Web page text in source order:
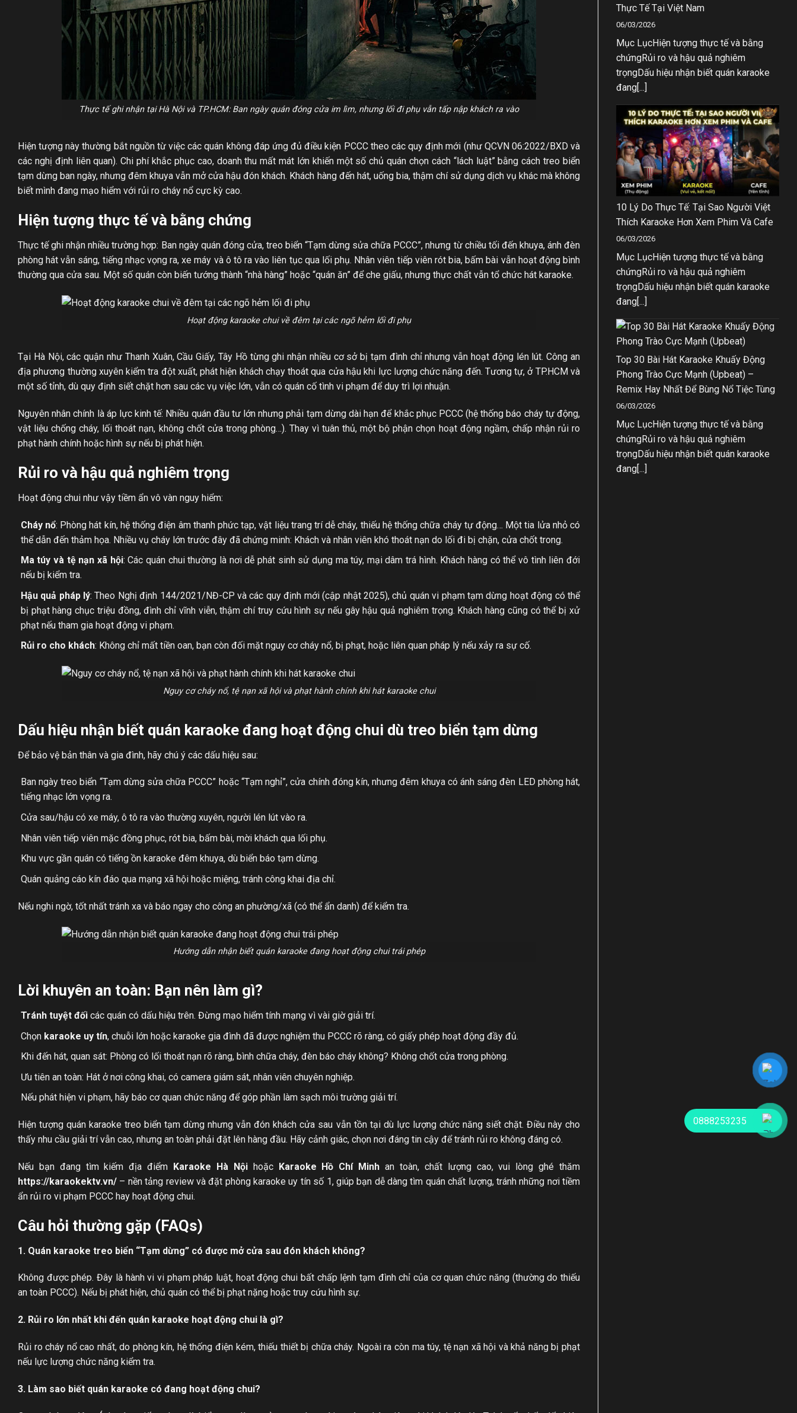
Thực tế ghi nhận tại Hà Nội và TP.HCM: Ban ngày quán đóng cửa im lìm, nhưng lối đi phụ vẫn tấp nập khách ra vào
Hiện tượng này thường bắt nguồn từ việc các quán không đáp ứng đủ điều kiện PCCC theo các quy định mới (như QCVN 06:2022/BXD và
các nghị định liên quan). Chi phí khắc phục cao, doanh thu mất mát lớn khiến một số chủ quán chọn cách “lách luật” bằng cách treo biển
tạm dừng ban ngày, nhưng đêm khuya vẫn mở cửa hậu đón khách. Khách hàng đến hát, uống bia, thậm chí sử dụng dịch vụ khác mà không
biết mình đang mạo hiểm với rủi ro cháy nổ cực kỳ cao.
Hiện tượng thực tế và bằng chứng
Thực tế ghi nhận nhiều trường hợp: Ban ngày quán đóng cửa, treo biển “Tạm dừng sửa chữa PCCC”, nhưng từ chiều tối đến khuya, ánh đèn
phòng hát vẫn sáng, tiếng nhạc vọng ra, xe máy và ô tô ra vào liên tục qua lối phụ. Nhân viên tiếp viên rót bia, bấm bài vẫn hoạt động bình
thường qua cửa sau. Một số quán còn biến tướng thành “nhà hàng” hoặc “quán ăn” để che giấu, nhưng thực chất vẫn tổ chức hát karaoke.
Hoạt động karaoke chui về đêm tại các ngõ hẻm lối đi phụ
Tại Hà Nội, các quận như Thanh Xuân, Cầu Giấy, Tây Hồ từng ghi nhận nhiều cơ sở bị tạm đình chỉ nhưng vẫn hoạt động lén lút. Công an
địa phương thường xuyên kiểm tra đột xuất, phát hiện khách chạy thoát qua cửa hậu khi lực lượng chức năng đến. Tương tự, ở TP.HCM và
một số tỉnh, dù quy định siết chặt hơn sau các vụ việc lớn, vẫn có quán cố tình vi phạm để duy trì lợi nhuận.
Nguyên nhân chính là áp lực kinh tế: Nhiều quán đầu tư lớn nhưng phải tạm dừng dài hạn để khắc phục PCCC (hệ thống báo cháy tự động,
vật liệu chống cháy, lối thoát nạn, không chốt cửa trong phòng…). Thay vì tuân thủ, một bộ phận chọn hoạt động ngầm, chấp nhận rủi ro
phạt hành chính hoặc hình sự nếu bị phát hiện.
Rủi ro và hậu quả nghiêm trọng
Hoạt động chui như vậy tiềm ẩn vô vàn nguy hiểm:
Cháy nổ: Phòng hát kín, hệ thống điện âm thanh phức tạp, vật liệu trang trí dễ cháy, thiếu hệ thống chữa cháy tự động… Một tia lửa nhỏ có
thể dẫn đến thảm họa. Nhiều vụ cháy lớn trước đây đã chứng minh: Khách và nhân viên khó thoát nạn do lối đi bị chặn, cửa chốt trong.
Ma túy và tệ nạn xã hội: Các quán chui thường là nơi dễ phát sinh sử dụng ma túy, mại dâm trá hình. Khách hàng có thể vô tình liên đới
nếu bị kiểm tra.
Hậu quả pháp lý: Theo Nghị định 144/2021/NĐ-CP và các quy định mới (cập nhật 2025), chủ quán vi phạm tạm dừng hoạt động có thể
bị phạt hàng chục triệu đồng, đình chỉ vĩnh viễn, thậm chí truy cứu hình sự nếu gây hậu quả nghiêm trọng. Khách hàng cũng có thể bị xử
phạt nếu tham gia hoạt động vi phạm.
Rủi ro cho khách: Không chỉ mất tiền oan, bạn còn đối mặt nguy cơ cháy nổ, bị phạt, hoặc liên quan pháp lý nếu xảy ra sự cố.
Nguy cơ cháy nổ, tệ nạn xã hội và phạt hành chính khi hát karaoke chui
Dấu hiệu nhận biết quán karaoke đang hoạt động chui dù treo biển tạm dừng
Để bảo vệ bản thân và gia đình, hãy chú ý các dấu hiệu sau:
Ban ngày treo biển “Tạm dừng sửa chữa PCCC” hoặc “Tạm nghỉ”, cửa chính đóng kín, nhưng đêm khuya có ánh sáng đèn LED phòng hát,
tiếng nhạc lớn vọng ra.
Cửa sau/hậu có xe máy, ô tô ra vào thường xuyên, người lén lút vào ra.
Nhân viên tiếp viên mặc đồng phục, rót bia, bấm bài, mời khách qua lối phụ.
Khu vực gần quán có tiếng ồn karaoke đêm khuya, dù biển báo tạm dừng.
Quán quảng cáo kín đáo qua mạng xã hội hoặc miệng, tránh công khai địa chỉ.
Nếu nghi ngờ, tốt nhất tránh xa và báo ngay cho công an phường/xã (có thể ẩn danh) để kiểm tra.
Hướng dẫn nhận biết quán karaoke đang hoạt động chui trái phép
Lời khuyên an toàn: Bạn nên làm gì?
Tránh tuyệt đốicác quán có dấu hiệu trên. Đừng mạo hiểm tính mạng vì vài giờ giải trí.
Chọn karaoke uy tín, chuỗi lớn hoặc karaoke gia đình đã được nghiệm thu PCCC rõ ràng, có giấy phép hoạt động đầy đủ.
Khi đến hát, quan sát: Phòng có lối thoát nạn rõ ràng, bình chữa cháy, đèn báo cháy không? Không chốt cửa trong phòng.
Ưu tiên an toàn: Hát ở nơi công khai, có camera giám sát, nhân viên chuyên nghiệp.
Nếu phát hiện vi phạm, hãy báo cơ quan chức năng để góp phần làm sạch môi trường giải trí.
Hiện tượng quán karaoke treo biển tạm dừng nhưng vẫn đón khách cửa sau vẫn tồn tại dù lực lượng chức năng siết chặt. Điều này cho
thấy nhu cầu giải trí vẫn cao, nhưng an toàn phải đặt lên hàng đầu. Hãy cảnh giác, chọn nơi đáng tin cậy để tránh rủi ro không đáng có.
Nếu bạn đang tìm kiếm địa điểm Karaoke Hà Nộihoặc Karaoke Hồ Chí Minh an toàn, chất lượng cao, vui lòng ghé thăm
https://karaokektv.vn/ – nền tảng review và đặt phòng karaoke uy tín số 1, giúp bạn dễ dàng tìm quán chất lượng, tránh những nơi tiềm
ẩn rủi ro vi phạm PCCC hay hoạt động chui.
Câu hỏi thường gặp (FAQs)
1. Quán karaoke treo biển “Tạm dừng” có được mở cửa sau đón khách không?
Không được phép. Đây là hành vi vi phạm pháp luật, hoạt động chui bất chấp lệnh tạm đình chỉ của cơ quan chức năng (thường do thiếu
an toàn PCCC). Nếu bị phát hiện, chủ quán có thể bị phạt nặng hoặc truy cứu hình sự.
2. Rủi ro lớn nhất khi đến quán karaoke hoạt động chui là gì?
Rủi ro cháy nổ cao nhất, do phòng kín, hệ thống điện kém, thiếu thiết bị chữa cháy. Ngoài ra còn ma túy, tệ nạn xã hội và khả năng bị phạt
nếu lực lượng chức năng kiểm tra.
3. Làm sao biết quán karaoke có đang hoạt động chui?
Thực Tế Tại Việt Nam
06/03/2026
Mục LụcHiện tượng thực tế và bằng
chứngRủi ro và hậu quả nghiêm
trọngDấu hiệu nhận biết quán karaoke
đang[...]
10 Lý Do Thực Tế: Tại Sao Người Việt
Thích Karaoke Hơn Xem Phim Và Cafe
06/03/2026
Mục LụcHiện tượng thực tế và bằng
chứngRủi ro và hậu quả nghiêm
trọngDấu hiệu nhận biết quán karaoke
đang[...]
Top 30 Bài Hát Karaoke Khuấy Động
Phong Trào Cực Mạnh (Upbeat) –
Remix Hay Nhất Để Bùng Nổ Tiệc Tùng
06/03/2026
Mục LụcHiện tượng thực tế và bằng
chứngRủi ro và hậu quả nghiêm
trọngDấu hiệu nhận biết quán karaoke
đang[...]
0888253235